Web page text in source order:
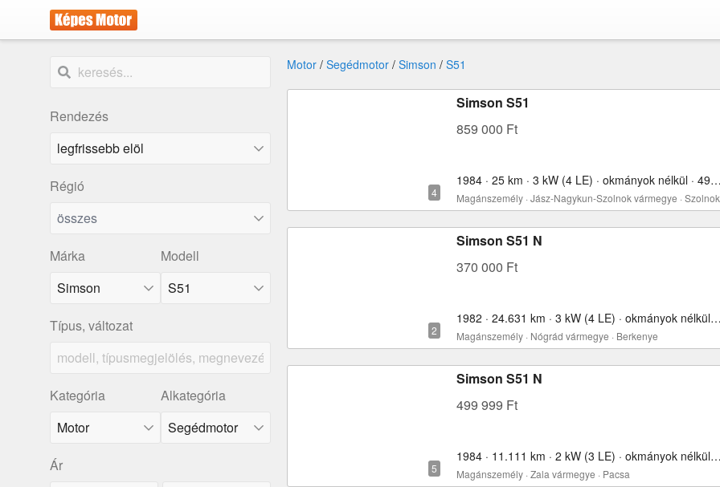
Rendezés
Régió
összes
Márka
Simson
Modell
S51
Típus, változat
Kategória Alkategória
Ár
Motor / Segédmotor / Simson / S51
Simson S51
859 000 Ft
1984 · 25 km · 3 kW (4 LE) · okmányok nélkül · 49 cm³
Magánszemély · Jász-Nagykun-Szolnok vármegye · Szolnok
Simson S51 N
370 000 Ft
1982 · 24.631 km · 3 kW (4 LE) · okmányok nélkül · 50 cm³
Magánszemély · Nógrád vármegye · Berkenye
Simson S51 N
499 999 Ft
1984 · 11.111 km · 2 kW (3 LE) · okmányok nélkül · 49 cm³
Magánszemély · Zala vármegye · Pacsa